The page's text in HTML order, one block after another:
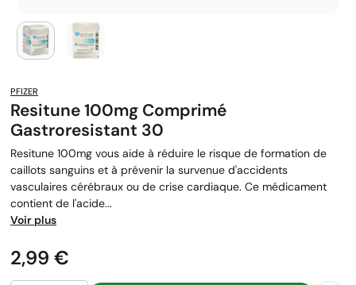
PFIZER
Resitune 100mg Comprimé
Gastroresistant 30
Resitune 100mg vous aide à réduire le risque de formation de
caillots sanguins et à prévenir la survenue d'accidents
vasculaires cérébraux ou de crise cardiaque. Ce médicament
contient de l'acide...
Voir plus
Prix
2,99 €